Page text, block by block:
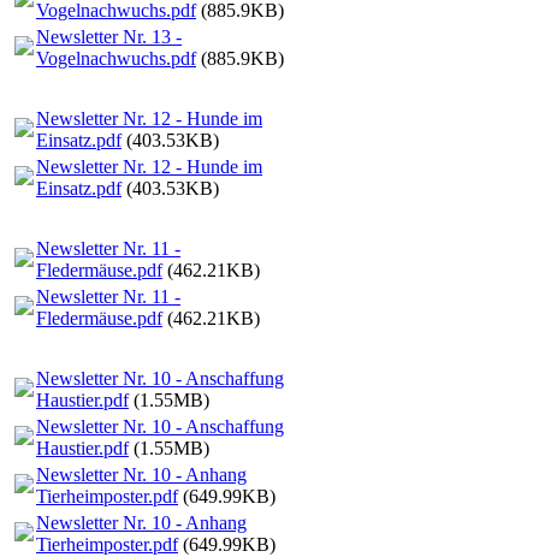
Vogelnachwuchs.pdf(885.9KB)
Newsletter Nr. 13 -
Vogelnachwuchs.pdf(885.9KB)
Newsletter Nr. 12 - Hunde im
Einsatz.pdf(403.53KB)
Newsletter Nr. 12 - Hunde im
Einsatz.pdf(403.53KB)
Newsletter Nr. 11 -
Fledermäuse.pdf(462.21KB)
Newsletter Nr. 11 -
Fledermäuse.pdf(462.21KB)
Newsletter Nr. 10 - Anschaffung
Haustier.pdf(1.55MB)
Newsletter Nr. 10 - Anschaffung
Haustier.pdf(1.55MB)
Newsletter Nr. 10 - Anhang
Tierheimposter.pdf(649.99KB)
Newsletter Nr. 10 - Anhang
Tierheimposter.pdf(649.99KB)